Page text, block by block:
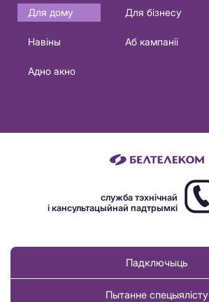
Основная
навигация
Для дому Для бізнесу
Навіны
Аб кампаніі
Адно акно
служба тэхнічнай
і кансультацыйнай падтрымкі
Падключыць
Пытанне спецыялісту